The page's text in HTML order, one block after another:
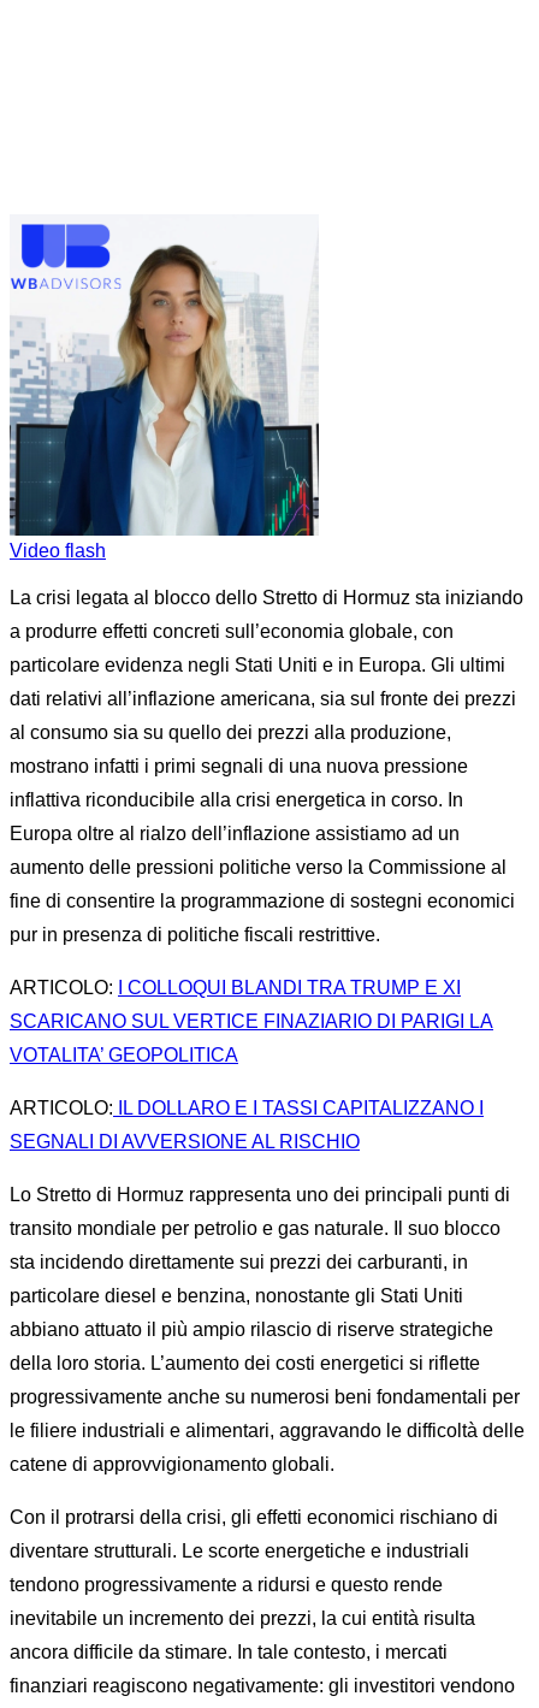
Video flash
La crisi legata al blocco dello Stretto di Hormuz sta iniziando
a produrre effetti concreti sull’economia globale, con
particolare evidenza negli Stati Uniti e in Europa. Gli ultimi
dati relativi all’inflazione americana, sia sul fronte dei prezzi
al consumo sia su quello dei prezzi alla produzione,
mostrano infatti i primi segnali di una nuova pressione
inflattiva riconducibile alla crisi energetica in corso. In
Europa oltre al rialzo dell’inflazione assistiamo ad un
aumento delle pressioni politiche verso la Commissione al
fine di consentire la programmazione di sostegni economici
pur in presenza di politiche fiscali restrittive.
ARTICOLO:
I COLLOQUI BLANDI TRA TRUMP E XI
SCARICANO SUL VERTICE FINAZIARIO DI PARIGI LA
VOTALITA’ GEOPOLITICA
ARTICOLO: IL DOLLARO E I TASSI CAPITALIZZANO I
SEGNALI DI AVVERSIONE AL RISCHIO
Lo Stretto di Hormuz rappresenta uno dei principali punti di
transito mondiale per petrolio e gas naturale. Il suo blocco
sta incidendo direttamente sui prezzi dei carburanti, in
particolare diesel e benzina, nonostante gli Stati Uniti
abbiano attuato il più ampio rilascio di riserve strategiche
della loro storia. L’aumento dei costi energetici si riflette
progressivamente anche su numerosi beni fondamentali per
le filiere industriali e alimentari, aggravando le difficoltà delle
catene di approvvigionamento globali.
Con il protrarsi della crisi, gli effetti economici rischiano di
diventare strutturali. Le scorte energetiche e industriali
tendono progressivamente a ridursi e questo rende
inevitabile un incremento dei prezzi, la cui entità risulta
ancora difficile da stimare. In tale contesto, i mercati
finanziari reagiscono negativamente: gli investitori vendono